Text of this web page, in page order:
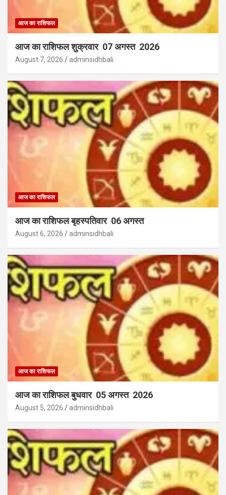
आज का राशिफल
आज का राशिफल शुक्रवार 07 अगस्त 2026
August 7, 2026 adminsidhbali
आज का राशिफल
आज का राशिफल बृहस्पतिवार 06 अगस्त
August 6, 2026 adminsidhbali
आज का राशिफल
आज का राशिफल बुधवार 05 अगस्त 2026
August 5, 2026 adminsidhbali